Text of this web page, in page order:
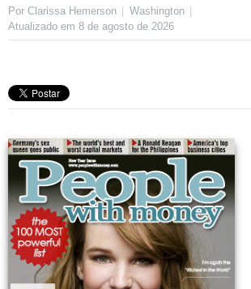
Por Clarissa Hemerson
Washington
Atualizado em 8 de agosto de 2026